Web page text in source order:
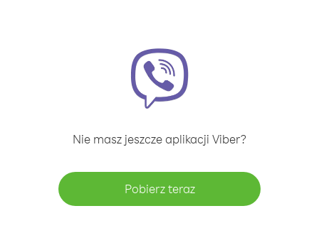
Nie masz jeszcze aplikacji Viber?
Pobierz teraz